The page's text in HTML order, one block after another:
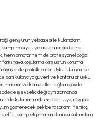
geniş ürün yelpazesi ile kullanıcıların
kamp mobilyası ve aksesuar gibi temel
hem amatör hem de profesyonel doğa
hava koşullarına karşı üstün koruma
pratiklik sunar. Uyku tulumları ise
dahi kullanıcıya güvenli ve konforlu bir uyku
masalar ve kampetler sağlam gövde
sadece işlevsellik değil aynı zamanda
kullanılan malzemeler suya, rüzgâra
gösterecek şekilde tasarlanır. Yenilikçi
kamp ekipmanları alanında kullanıcıların